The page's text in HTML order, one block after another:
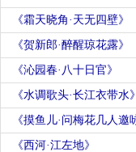
《霜天晓角·天无四壁》
《贺新郎·醉醒琼花露》
《沁园春·八十日官》
《水调歌头·长江衣带水》
《摸鱼儿·问梅花几人邀
《西河·江左地》